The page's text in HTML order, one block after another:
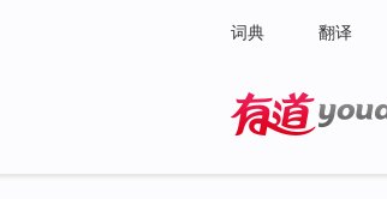
词典 翻译